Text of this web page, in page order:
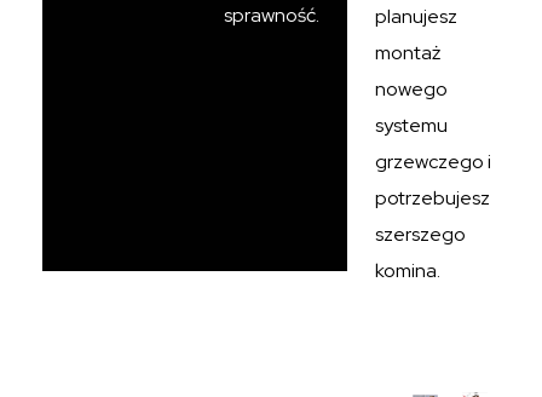
sprawność.
planujesz
montaż
nowego
systemu
grzewczego i
potrzebujesz
szerszego
komina.